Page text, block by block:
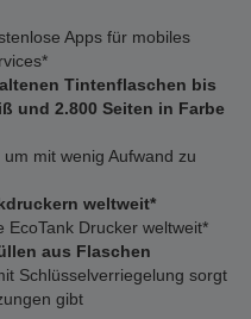
Apps für mobiles
Tintenflaschen bis
und 2.800 Seiten in Farbe
mit wenig Aufwand zu
weltweit*
Drucker weltweit*
aus Flaschen
Schlüsselverriegelung sorgt
gibt